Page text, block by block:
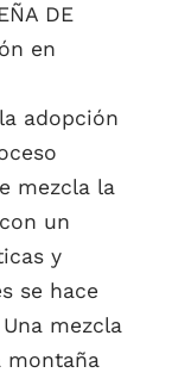
DE
en
adopción
mezcla la
un
y
se hace
mezcla
montaña